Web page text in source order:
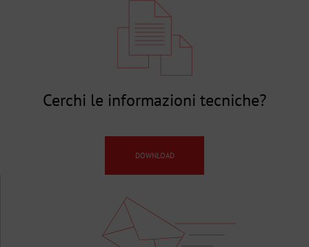
Cerchi le informazioni tecniche?
DOWNLOAD